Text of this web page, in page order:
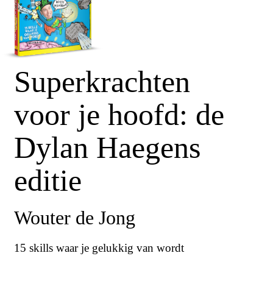
Superkrachten
voor je hoofd: de
Dylan Haegens
editie
Wouter de Jong
15 skills waar je gelukkig van wordt